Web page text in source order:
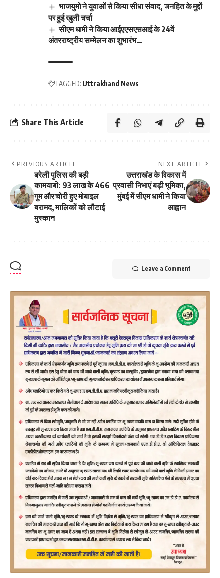
भाजयुमो ने युवाओं से किया सीधा संवाद, जनहित के मुद्दों
पर हुई खुली चर्चा
सीएम धामी ने किया आईएएसएसआई के 24वें
अंतरराष्ट्रीय सम्मेलन का शुभारंभ…
TAGGED: Uttrakhand News
Share This Article
PREVIOUS ARTICLE
बरेली पुलिस की बड़ी
कामयाबी: 93 लाख के 466
गुम और चोरी हुए मोबाइल
बरामद, मालिकों को लौटाई
मुस्कान
NEXT ARTICLE
उत्तराखंड के विकास में
प्रवासी निभाएं बड़ी भूमिका,
मुंबई में सीएम धामी ने किया
आह्वान
Leave a Comment